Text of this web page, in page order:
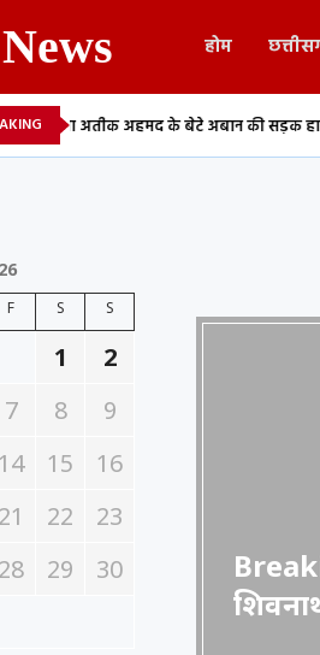
होम
अतीक अहमद के बेटे अबान की सड़क हादसे में मौत,...
F S S
1
2
7 8
9
14 15
16
21 22
23
28 29
30